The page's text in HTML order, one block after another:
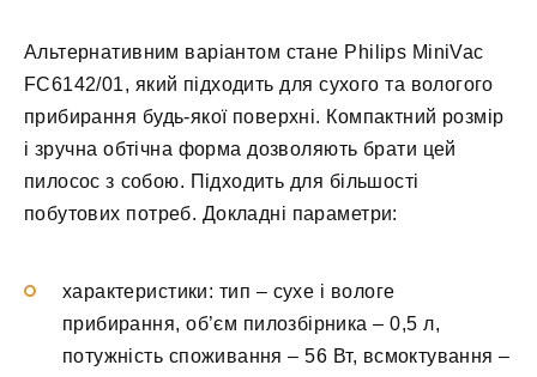
Альтернативним варіантом стане Philips MiniVac
FC6142/01, який підходить для сухого та вологого
прибирання будь-якої поверхні. Компактний розмір
і зручна обтічна форма дозволяють брати цей
пилосос з собою. Підходить для більшості
побутових потреб. Докладні параметри:
характеристики: тип – сухе і вологе
прибирання, об’єм пилозбірника – 0,5 л,
потужність споживання – 56 Вт, всмоктування –